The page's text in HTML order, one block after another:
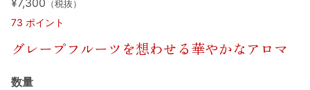
（税抜）
73 ポイント
グレープフルーツを想わせる華やかなアロマ
数量